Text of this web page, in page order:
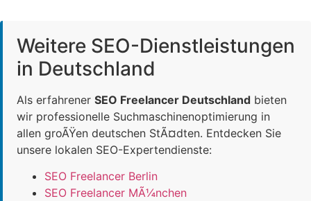
Weitere SEO-Dienstleistungen
in Deutschland
Als erfahrener SEO Freelancer Deutschland bieten
wir professionelle Suchmaschinenoptimierung in
allen groÃŸen deutschen StÃ¤dten. Entdecken Sie
unsere lokalen SEO-Expertendienste:
SEO Freelancer Berlin
SEO Freelancer MÃ¼nchen